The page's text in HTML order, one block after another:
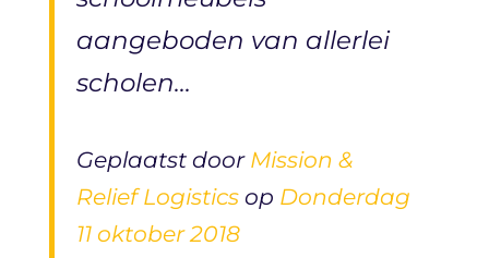
aangeboden van allerlei
scholen…
Geplaatst door Mission &
Relief Logistics op Donderdag
11 oktober 2018